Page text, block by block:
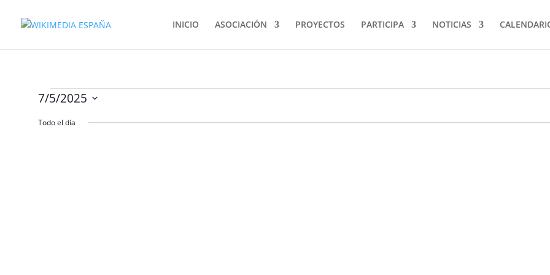
INICIO ASOCIACIÓN PROYECTOS PARTICIPA NOTICIAS
Eventos
en
7/5/2025
la
Todo el día